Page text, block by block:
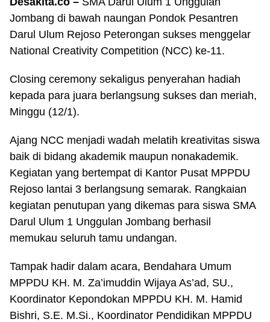
Jombang di bawah naungan Pondok Pesantren
Darul Ulum Rejoso Peterongan sukses menggelar
National Creativity Competition (NCC) ke-11.
Closing ceremony sekaligus penyerahan hadiah
kepada para juara berlangsung sukses dan meriah,
Minggu (12/1).
Ajang NCC menjadi wadah melatih kreativitas siswa
baik di bidang akademik maupun nonakademik.
Kegiatan yang bertempat di Kantor Pusat MPPDU
Rejoso lantai 3 berlangsung semarak. Rangkaian
kegiatan penutupan yang dikemas para siswa SMA
Darul Ulum 1 Unggulan Jombang berhasil
memukau seluruh tamu undangan.
Tampak hadir dalam acara, Bendahara Umum
MPPDU KH. M. Za’imuddin Wijaya As’ad, SU.,
Koordinator Kepondokan MPPDU KH. M. Hamid
Bishri, S.E. M.Si., Koordinator Pendidikan MPPDU